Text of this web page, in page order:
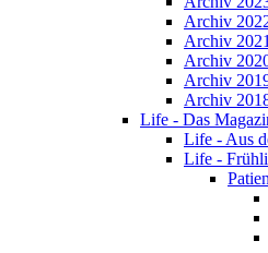
Archiv
Archiv 2021
Archiv
Archiv
Archiv
Life - Das
Life - Aus
Life -